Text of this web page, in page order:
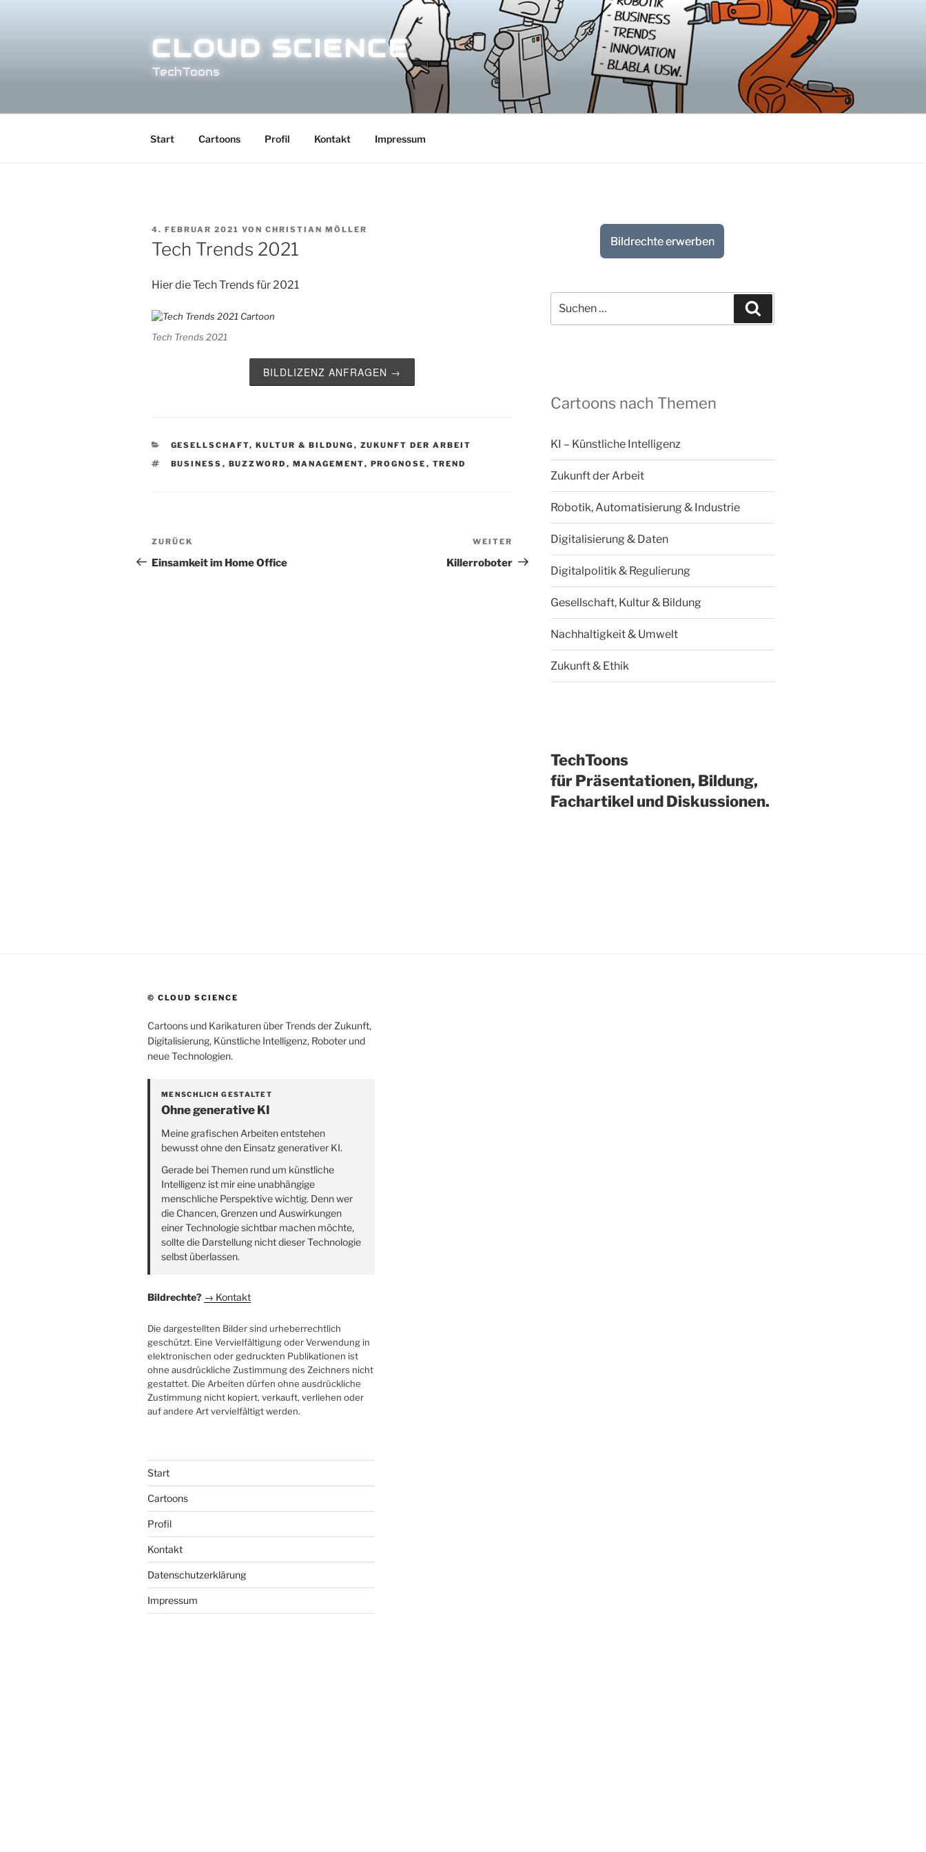
CLOUD SCIENCE
TechToons
Start Cartoons Profil Kontakt Impressum
VERÖFFENTLICHT
AM
4. FEBRUAR 2021 VON CHRISTIAN MÖLLER
Tech Trends 2021
Hier die Tech Trends für 2021
Tech Trends 2021
BILDLIZENZ ANFRAGEN →
KATEGORIEN
GESELLSCHAFT, KULTUR & BILDUNG , ZUKUNFT DER ARBEIT
SCHLAGWÖRTER
BUSINESS , BUZZWORD , MANAGEMENT, PROGNOSE , TREND
Beitragsnavigation
Vorheriger
Beitrag
ZURÜCK
Einsamkeit im Home Office
Nächster
Beitrag
WEITER
Killerroboter
Bildrechte erwerben
nach:
Cartoons nach Themen
KI – Künstliche Intelligenz
Zukunft der Arbeit
Robotik, Automatisierung & Industrie
Digitalisierung & Daten
Digitalpolitik & Regulierung
Gesellschaft, Kultur & Bildung
Nachhaltigkeit & Umwelt
Zukunft & Ethik
TechToons
für Präsentationen, Bildung,
Fachartikel und Diskussionen.
© CLOUD SCIENCE
Cartoons und Karikaturen über Trends der Zukunft,
Digitalisierung, Künstliche Intelligenz, Roboter und
neue Technologien.
MENSCHLICH GESTALTET
Ohne generative KI
Meine grafischen Arbeiten entstehen
bewusst ohne den Einsatz generativer KI.
Gerade bei Themen rund um künstliche
Intelligenz ist mir eine unabhängige
menschliche Perspektive wichtig. Denn wer
die Chancen, Grenzen und Auswirkungen
einer Technologie sichtbar machen möchte,
sollte die Darstellung nicht dieser Technologie
selbst überlassen.
Bildrechte? → Kontakt
Die dargestellten Bilder sind urheberrechtlich
geschützt. Eine Vervielfältigung oder Verwendung in
elektronischen oder gedruckten Publikationen ist
ohne ausdrückliche Zustimmung des Zeichners nicht
gestattet. Die Arbeiten dürfen ohne ausdrückliche
Zustimmung nicht kopiert, verkauft, verliehen oder
auf andere Art vervielfältigt werden.
Start
Cartoons
Profil
Kontakt
Datenschutzerklärung
Impressum